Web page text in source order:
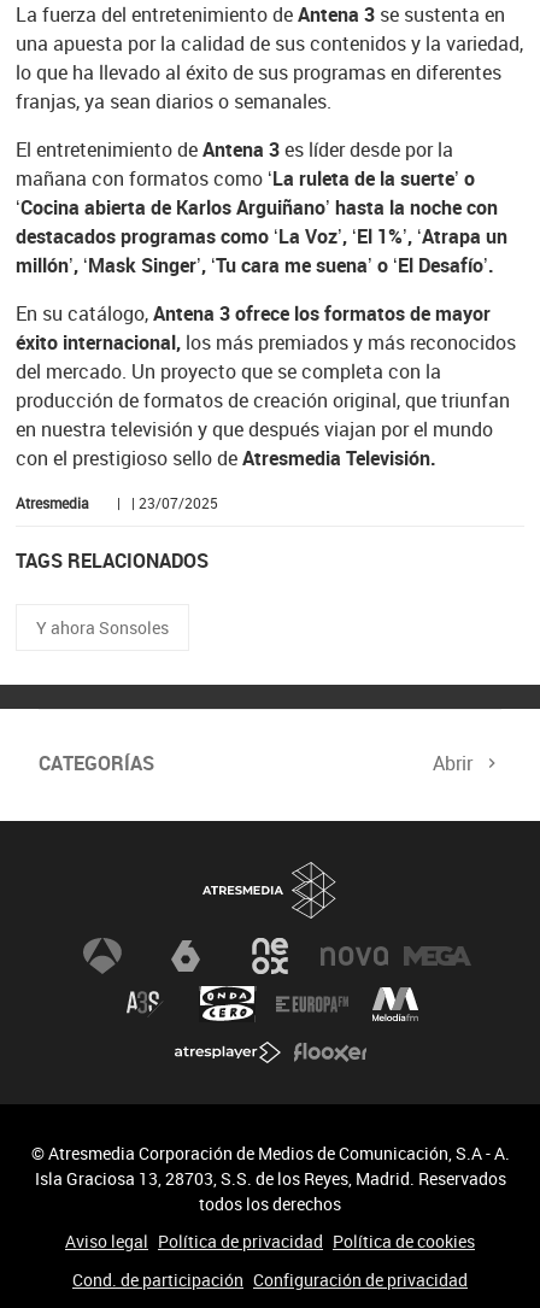
La fuerza del entretenimiento deAntena 3se sustenta en
una apuesta por la calidad de sus contenidos y la variedad,
lo que ha llevado al éxito de sus programas en diferentes
franjas, ya sean diarios o semanales.
El entretenimiento deAntena 3es líder desde por la
mañana con formatos como ‘La ruleta de la suerte’ o
‘Cocina abierta de Karlos Arguiñano’ hasta la noche con
destacados programas como ‘La Voz’, ‘El 1%’, ‘Atrapa un
millón’, ‘Mask Singer’, ‘Tu cara me suena’ o ‘El Desafío’.
En su catálogo,Antena 3 ofrece los formatos de mayor
éxito internacional,los más premiados y más reconocidos
del mercado. Un proyecto que se completa con la
producción de formatos de creación original, que triunfan
en nuestra televisión y que después viajan por el mundo
con el prestigioso sello deAtresmedia Televisión.
Atresmedia | | 23/07/2025
TAGS RELACIONADOS
Y ahora Sonsoles
CATEGORÍAS Abrir
© Atresmedia Corporación de Medios de Comunicación, S.A - A.
Isla Graciosa 13, 28703, S.S. de los Reyes, Madrid. Reservados
todos los derechos
Aviso legal Política de privacidad Política de cookies
Cond. de participación Configuración de privacidad